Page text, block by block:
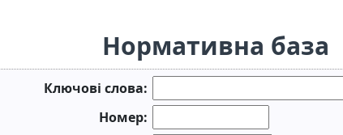
Нормативна база
Ключові слова:
Номер: